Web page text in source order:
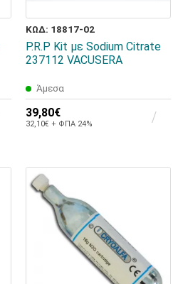
ΚΩΔ: 18817-02
Ρ.R.Ρ Kit με Sodium Citrate
237112 VACUSERA
Άμεσα
39,80€
32,10€ + ΦΠΑ 24%